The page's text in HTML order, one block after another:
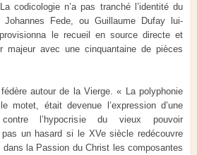
codicologie n’a pas tranché l’identité du
Fede, ou Guillaume Dufay lui-
le recueil en source directe et
majeur avec une cinquantaine de pièces
autour de la Vierge. « La polyphonie
motet, était devenue l’expression d’une
contre l’hypocrisie du vieux pouvoir
un hasard si le XVe siècle redécouvre
la Passion du Christ les composantes